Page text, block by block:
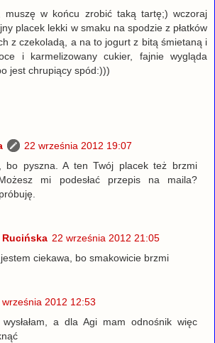
muszę w końcu zrobić taką tartę;) wczoraj
placek lekki w smaku na spodzie z płatków
z czekoladą, a na to jogurt z bitą śmietaną i
i karmelizowany cukier, fajnie wygląda
jest chrupiący spód:)))
22 września 2012 19:07
bo pyszna. A ten Twój placek też brzmi
mi podesłać przepis na maila?
22 września 2012 21:05
jestem ciekawa, bo smakowicie brzmi
września 2012 12:53
a dla Agi mam odnośnik więc